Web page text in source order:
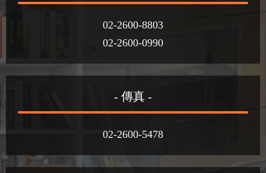
02-2600-8803
02-2600-0990
- 傳真 -
02-2600-5478